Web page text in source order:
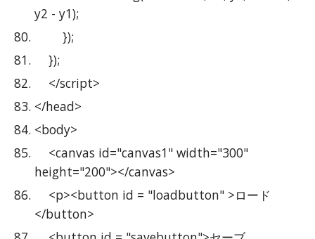
y2 - y1);
        });
    });
    </script>
</head>
<body>
height="200"></canvas>
</button>